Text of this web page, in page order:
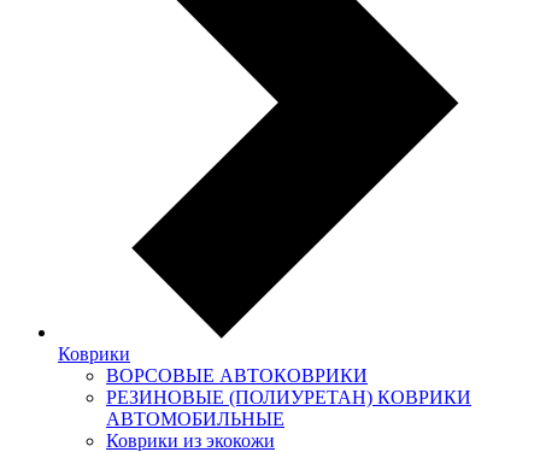
Коврики
ВОРСОВЫЕ АВТОКОВРИКИ
РЕЗИНОВЫЕ (ПОЛИУРЕТАН) КОВРИКИ
АВТОМОБИЛЬНЫЕ
Коврики из экокожи